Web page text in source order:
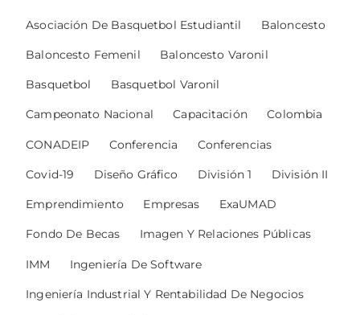
Asociación De Basquetbol Estudiantil Baloncesto
Baloncesto Femenil Baloncesto Varonil
Basquetbol Basquetbol Varonil
Campeonato Nacional Capacitación Colombia
CONADEIP Conferencia Conferencias
Covid-19 Diseño Gráfico División 1 División II
Emprendimiento Empresas ExaUMAD
Fondo De Becas Imagen Y Relaciones Públicas
IMM Ingeniería De Software
Ingeniería Industrial Y Rentabilidad De Negocios